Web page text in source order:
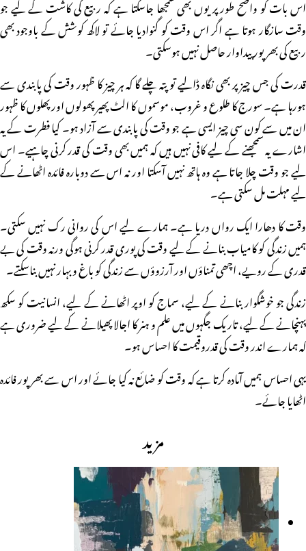
اس بات کو واضح طور پر یوں بھی سمجھا جاسکتا ہے کہ ربیع کی کاشت کے لیے جو
وقت سازگار ہوتا ہے اگر اس وقت کو گنوادیا جائے تو لاکھ کوشش کے باوجود بھی
ربیع کی بھرپور پیداوار حاصل نہیں ہوسکتی۔
قدرت کی جس چیز پر بھی نگاہ ڈالیے تو پتہ چلے گا کہ ہر چیز کا ظہور وقت کی پابندی سے
ہورہا ہے۔ سورج کا طلوع و غروب، موسموں کا الٹ پھیر پھولوں اور پھلوں کا ظہور
ان میں سے کون سی چیز ایسی ہے جو وقت کی پابندی سے آزاد ہو۔ کیا فطرت کے یہ
اشارے یہ سمجھنے کے لیے کافی نہیں ہیں کہ ہمیں بھی وقت کی قدر کرنی چاہیے۔ اس
لیے جو وقت چلا جاتا ہے وہ ہاتھ نہیں آسکتا اور نہ اس سے دوبارہ فائدہ اٹھانے کے
لیے مہلت مل سکتی ہے۔
وقت کا دھارا ایک رواں دریا ہے۔ ہمارے لیے اس کی روانی رک نہیں سکتی۔
ہمیں زندگی کو کامیاب بنانے کے لیے وقت کی پوری قدر کرنی ہوگی ورنہ وقت کی بے
قدری کے رویے، اچھی تمناؤں اور آرزوؤں سے زندگی کو باغ و بہار نہیں بناسکتے۔
زندگی جو خوشگوار بنانے کے لیے، سماج کو اوپر اٹھانے کے لیے، انسانیت کو سکھ
پہنچانے کے لیے، تاریک جگہوں میں علم و ہنر کا اجالا پھیلانے کے لیے ضروری ہے
کہ ہمارے اندر وقت کی قدروقیمت کا احساس ہو۔
یہی احساس ہمیں آمادہ کرتا ہے کہ وقت کو ضائع نہ کیا جائے اور اس سے بھر پور فائدہ
اٹھایا جائے۔
مزید